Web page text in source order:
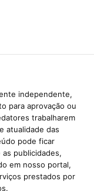
independente,
para aprovação ou
trabalharem
atualidade das
pode ficar
publicidades,
em nosso portal,
prestados por